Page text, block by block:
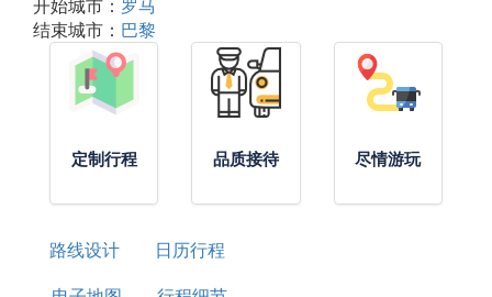
结束城市： 巴黎
定制行程 品质接待 尽情游玩
路线设计
日历行程